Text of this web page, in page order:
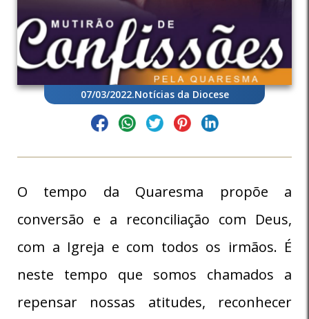
07/03/2022.Notícias da Diocese
O tempo da Quaresma propõe a
conversão e a reconciliação com Deus,
com a Igreja e com todos os irmãos. É
neste tempo que somos chamados a
repensar nossas atitudes, reconhecer